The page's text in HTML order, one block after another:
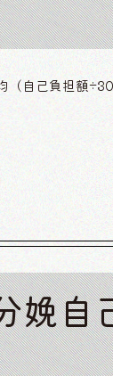
（自己負担額
娩自